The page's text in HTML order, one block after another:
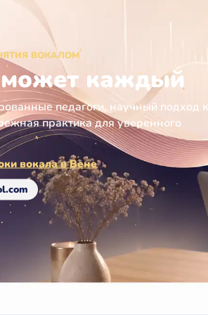
ВОКАЛОМ
может каждый
педагоги, научный подход к
практика для уверенного
вокала в Вене